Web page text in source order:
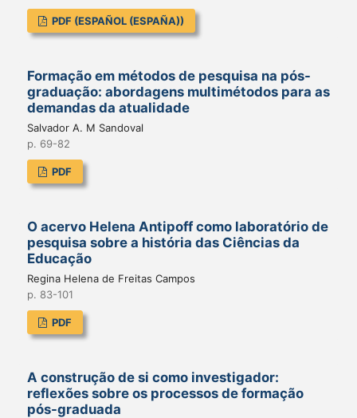
PDF (ESPAÑOL (ESPAÑA))
Formação em métodos de pesquisa na pós-
graduação: abordagens multimétodos para as
demandas da atualidade
Salvador A. M Sandoval
p. 69-82
PDF
O acervo Helena Antipoff como laboratório de
pesquisa sobre a história das Ciências da
Educação
Regina Helena de Freitas Campos
p. 83-101
PDF
A construção de si como investigador:
reflexões sobre os processos de formação
pós-graduada